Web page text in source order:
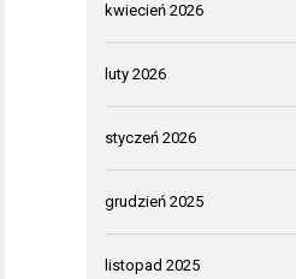
kwiecień 2026
luty 2026
styczeń 2026
grudzień 2025
listopad 2025